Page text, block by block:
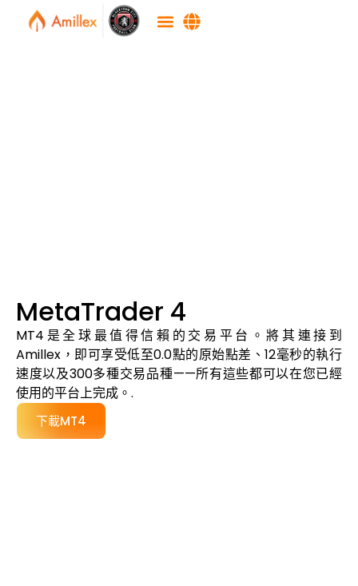
MetaTrader 4
MT4是全球最值得信賴的交易平台。將其連接到
Amillex，即可享受低至0.0點的原始點差、12毫秒的執行
速度以及300多種交易品種——所有這些都可以在您已經
使用的平台上完成。.
下載MT4